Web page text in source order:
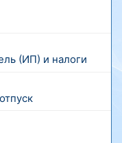
(ИП) и налоги